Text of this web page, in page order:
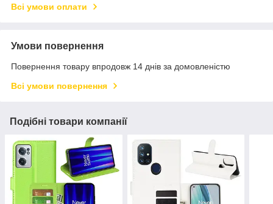
Всі умови оплати
Умови повернення
Повернення товару впродовж 14 днів за домовленістю
Всі умови повернення
Подібні товари компанії